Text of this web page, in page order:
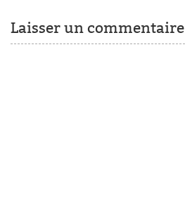
Laisser un commentaire